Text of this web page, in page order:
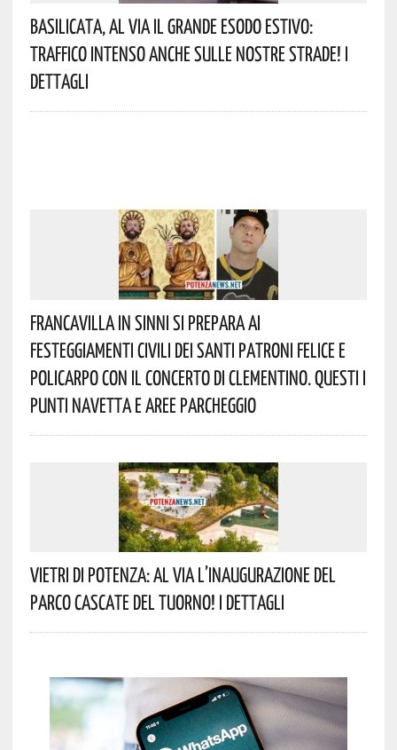
Basilicata, Al Via Il Grande Esodo Estivo:
Traffico Intenso Anche Sulle Nostre Strade! I
Dettagli
Francavilla In Sinni Si Prepara Ai
Festeggiamenti Civili Dei Santi Patroni Felice E
Policarpo Con Il Concerto Di Clementino. Questi I
Punti Navetta E Aree Parcheggio
Vietri Di Potenza: Al Via L’inaugurazione Del
Parco Cascate Del Tuorno! I Dettagli